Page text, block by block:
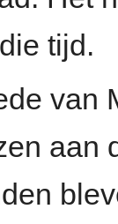
tijd.
van
aan